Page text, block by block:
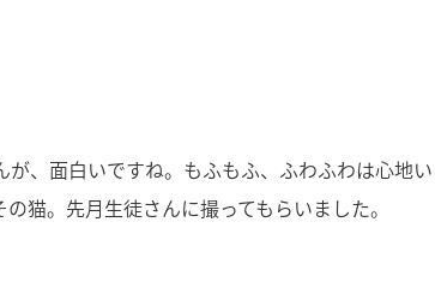
が、面白いですね。もふもふ、ふわふわは心地い
猫。先月生徒さんに撮ってもらいました。